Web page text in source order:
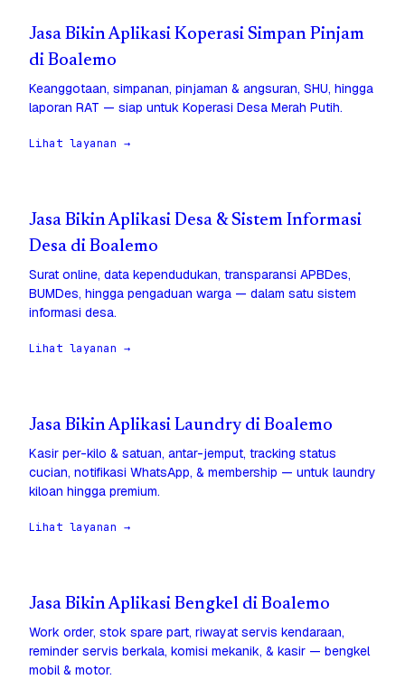
Jasa Bikin Aplikasi Koperasi Simpan Pinjam
di Boalemo
Keanggotaan, simpanan, pinjaman & angsuran, SHU, hingga
laporan RAT — siap untuk Koperasi Desa Merah Putih.
Lihat layanan →
Jasa Bikin Aplikasi Desa & Sistem Informasi
Desa di Boalemo
Surat online, data kependudukan, transparansi APBDes,
BUMDes, hingga pengaduan warga — dalam satu sistem
informasi desa.
Lihat layanan →
Jasa Bikin Aplikasi Laundry di Boalemo
Kasir per-kilo & satuan, antar-jemput, tracking status
cucian, notifikasi WhatsApp, & membership — untuk laundry
kiloan hingga premium.
Lihat layanan →
Jasa Bikin Aplikasi Bengkel di Boalemo
Work order, stok spare part, riwayat servis kendaraan,
reminder servis berkala, komisi mekanik, & kasir — bengkel
mobil & motor.